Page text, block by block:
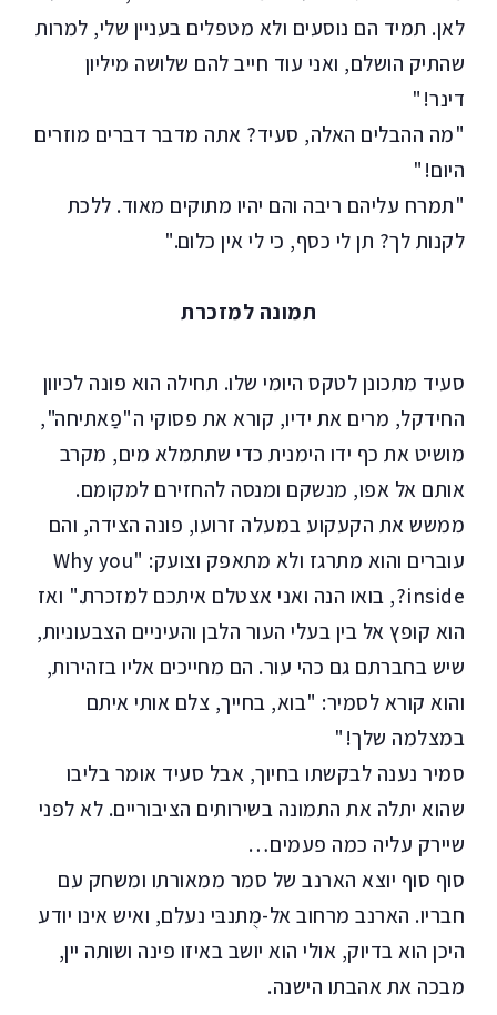
לאן. תמיד הם נוסעים ולא מטפלים בעניין שלי, למרות
שהתיק הושלם, ואני עוד חייב להם שלושה מיליון
דינר!"
"מה ההבלים האלה, סעיד? אתה מדבר דברים מוזרים
היום!"
"תמרח עליהם ריבה והם יהיו מתוקים מאוד. ללכת
לקנות לך? תן לי כסף, כי לי אין כלום."
תמונה למזכרת
סעיד מתכונן לטקס היומי שלו. תחילה הוא פונה לכיוון
החידקל, מרים את ידיו, קורא את פסוקי ה"פַאתיחה",
מושיט את כף ידו הימנית כדי שתתמלא מים, מקרב
אותם אל אפו, מנשקם ומנסה להחזירם למקומם.
ממשש את הקעקוע במעלה זרועו, פונה הצידה, והם
עוברים והוא מתרגז ולא מתאפק וצועק: "Why you
inside?, בואו הנה ואני אצטלם איתכם למזכרת." ואז
הוא קופץ אל בין בעלי העור הלבן והעיניים הצבעוניות,
שיש בחברתם גם כהי עור. הם מחייכים אליו בזהירות,
והוא קורא לסמיר: "בוא, בחייך, צלם אותי איתם
במצלמה שלך!"
סמיר נענה לבקשתו בחיוך, אבל סעיד אומר בליבו
שהוא יתלה את התמונה בשירותים הציבוריים. לא לפני
שיירק עליה כמה פעמים…
סוף סוף יוצא הארנב של סמר ממאורתו ומשחק עם
חבריו. הארנב מרחוב אל-מֻתנבּי נעלם, ואיש אינו יודע
היכן הוא בדיוק, אולי הוא יושב באיזו פינה ושותה יין,
מבכה את אהבתו הישנה.